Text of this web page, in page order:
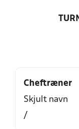
Cheftræner
Skjult navn
/